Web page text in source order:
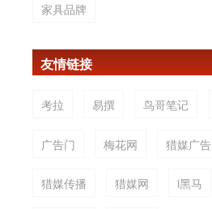
家具品牌
友情链接
考拉 易撰 鸟哥笔记
广告门 梅花网 猎媒广告
猎媒传播 猎媒网 i黑马